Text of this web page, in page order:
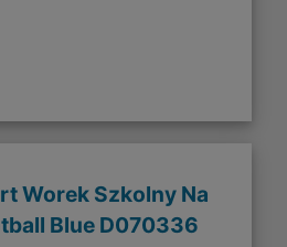
Worek Szkolny Na
Blue D070336